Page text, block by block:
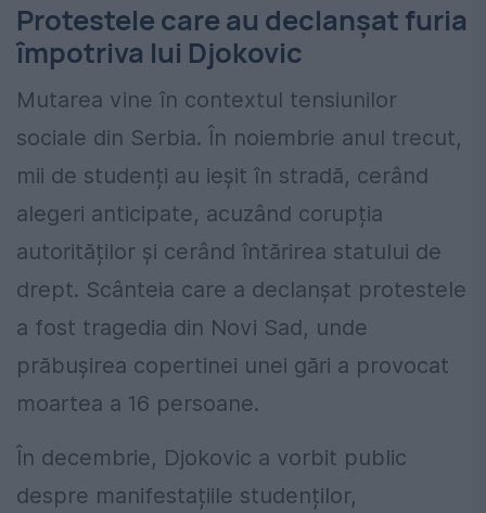
Protestele care au declanșat furia
împotriva lui Djokovic
Mutarea vine în contextul tensiunilor
sociale din Serbia. În noiembrie anul trecut,
mii de studenți au ieșit în stradă, cerând
alegeri anticipate, acuzând corupția
autorităților și cerând întărirea statului de
drept. Scânteia care a declanșat protestele
a fost tragedia din Novi Sad, unde
prăbușirea copertinei unei gări a provocat
moartea a 16 persoane.
În decembrie, Djokovic a vorbit public
despre manifestațiile studenților,